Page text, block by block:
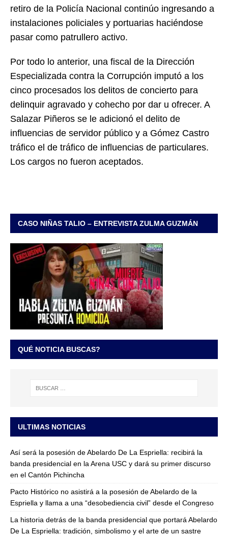
retiro de la Policía Nacional continúo ingresando a
instalaciones policiales y portuarias haciéndose
pasar como patrullero activo.
Por todo lo anterior, una fiscal de la Dirección
Especializada contra la Corrupción imputó a los
cinco procesados los delitos de concierto para
delinquir agravado y cohecho por dar u ofrecer. A
Salazar Piñeros se le adicionó el delito de
influencias de servidor público y a Gómez Castro
tráfico el de tráfico de influencias de particulares.
Los cargos no fueron aceptados.
CASO NIÑAS TALIO – ENTREVISTA ZULMA GUZMÁN
QUÉ NOTICIA BUSCAS?
ULTIMAS NOTICIAS
Así será la posesión de Abelardo De La Espriella: recibirá la
banda presidencial en la Arena USC y dará su primer discurso
en el Cantón Pichincha
Pacto Histórico no asistirá a la posesión de Abelardo de la
Espriella y llama a una “desobediencia civil” desde el Congreso
La historia detrás de la banda presidencial que portará Abelardo
De La Espriella: tradición, simbolismo y el arte de un sastre